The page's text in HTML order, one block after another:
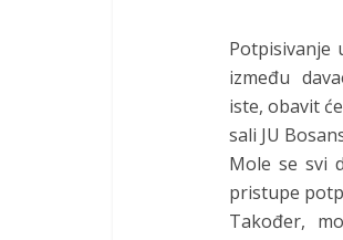
Potpisivanje
između
iste, obavit
sali JU
Mole se svi
pristupe
Također,